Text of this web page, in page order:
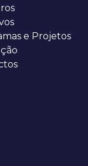
e Projetos